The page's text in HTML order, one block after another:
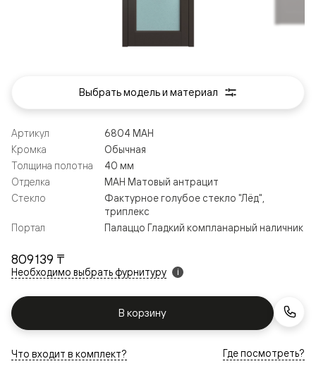
809 139 ₸
Необходимо выбрать фурнитуру i
В корзину
Артикул
6804 МАН
Кромка
Обычная
Толщина полотна
40 мм
Отделка
МАН Матовый антрацит
Стекло
Фактурное голубое стекло "Лёд",
триплекс
Портал
Палаццо Гладкий компланарный наличник
Что входит в комплект? Где посмотреть?
Выбрать модель и материал